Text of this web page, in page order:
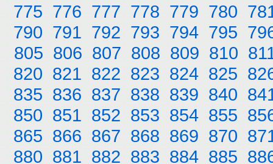
775 776 777 778 779 780
790 791 792 793 794 795
805 806 807 808 809 810
820 821 822 823 824 825
835 836 837 838 839 840
850 851 852 853 854 855
865 866 867 868 869 870
880 881 882 883 884 885